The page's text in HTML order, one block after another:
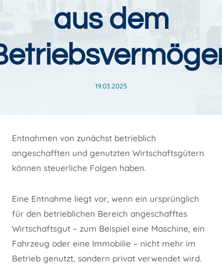
aus dem
19.03.2025
Entnahmen von zunächst betrieblich
angeschafften und genutzten Wirtschaftsgütern
können steuerliche Folgen haben.
Eine Entnahme liegt vor, wenn ein ursprünglich
für den betrieblichen Bereich angeschafftes
Wirtschaftsgut – zum Beispiel eine Maschine, ein
Fahrzeug oder eine Immobilie – nicht mehr im
Betrieb genutzt, sondern privat verwendet wird.